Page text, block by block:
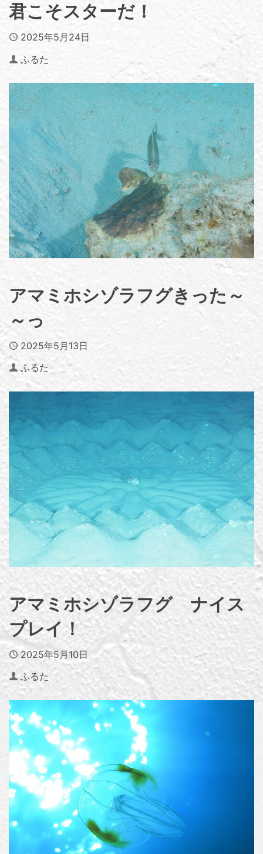
君こそスターだ！
Published
2025年5月24日
Author
ふるた
アマミホシゾラフグきった～
～っ
Published
2025年5月13日
Author
ふるた
アマミホシゾラフグ ナイス
プレイ！
Published
2025年5月10日
Author
ふるた